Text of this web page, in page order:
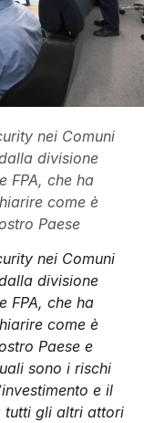
nei Comuni
divisione
FPA, che ha
come è
Paese
nei Comuni
divisione
FPA, che ha
come è
Paese e
sono i rischi
e il
tutti gli altri attori